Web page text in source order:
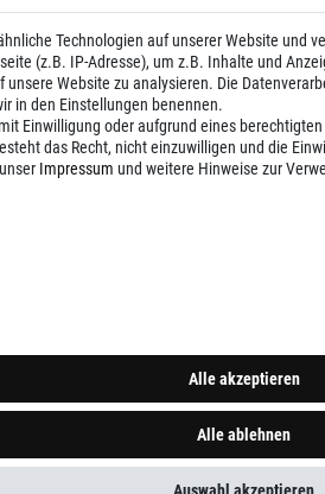
Technologien auf unserer Website und
(z.B. IP-Adresse), um z.B. Inhalte und
Website zu analysieren. Die
in den Einstellungen benennen.
Einwilligung oder aufgrund eines
das Recht, nicht einzuwilligen und die
Impressum und weitere Hinweise zur
Alle akzeptieren
Alle ablehnen
Auswahl akzeptieren